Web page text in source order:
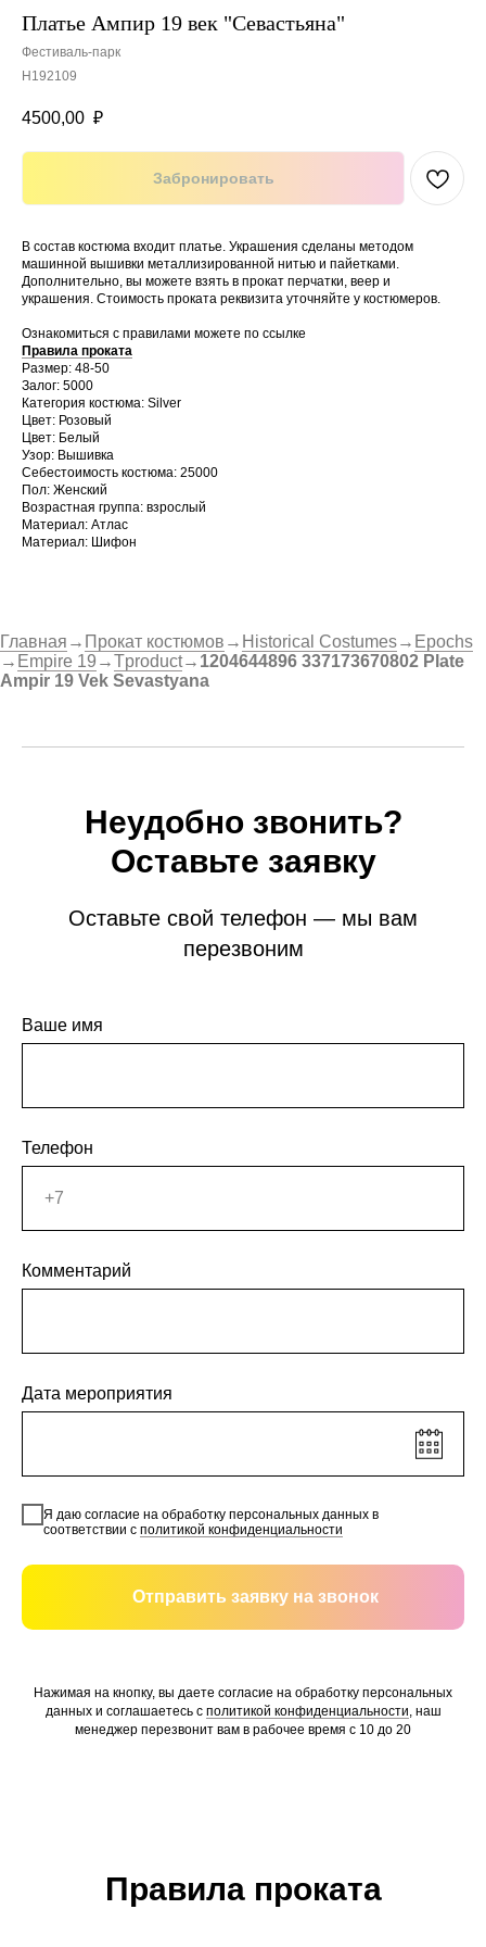
Платье Ампир 19 век "Севастьяна"
Фестиваль-парк
Н192109
4500,00 ₽
Забронировать
В состав костюма входит платье. Украшения сделаны методом
машинной вышивки металлизированной нитью и пайетками.
Дополнительно, вы можете взять в прокат перчатки, веер и
украшения. Стоимость проката реквизита уточняйте у костюмеров.
Ознакомиться с правилами можете по ссылке
Правила проката
Размер: 48-50
Залог: 5000
Категория костюма: Silver
Цвет: Розовый
Цвет: Белый
Узор: Вышивка
Себестоимость костюма: 25000
Пол: Женский
Возрастная группа: взрослый
Материал: Атлас
Материал: Шифон
Главная → Прокат костюмов → Historical Costumes→ Epochs
→ Empire 19 →Tproduct→ 1204644896 337173670802 Plate
Ampir 19 Vek Sevastyana
Неудобно звонить?
Оставьте заявку
Оставьте свой телефон — мы вам
перезвоним
Ваше имя
Телефон
Комментарий
Дата мероприятия
Я даю согласие на обработку персональных данных в
соответствии с политикой конфиденциальности
Отправить заявку на звонок
Нажимая на кнопку, вы даете согласие на обработку персональных
данных и соглашаетесь c политикой конфиденциальности, наш
менеджер перезвонит вам в рабочее время с 10 до 20
Правила проката